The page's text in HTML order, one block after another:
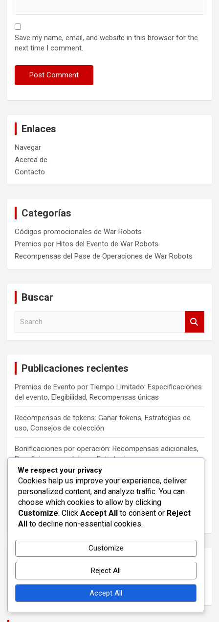
Save my name, email, and website in this browser for the
next time I comment.
Enlaces
Navegar
Acerca de
Contacto
Categorías
Códigos promocionales de War Robots
Premios por Hitos del Evento de War Robots
Recompensas del Pase de Operaciones de War Robots
Buscar
Publicaciones recientes
Premios de Evento por Tiempo Limitado: Especificaciones
del evento, Elegibilidad, Recompensas únicas
Recompensas de tokens: Ganar tokens, Estrategias de
uso, Consejos de colección
Bonificaciones por operación: Recompensas adicionales,
Beneficios acumulativos, Estrategias
Desafíos de Hitos del Evento: Tipos de desafíos,
Estructuras de recompensas, Consejos para la finalización
Códigos promocionales para jugadores que regresan:
Incentivos, Reactivación, Ofertas especiales
Archivo
March 2026
We respect your privacy
Cookies help us improve your experience, deliver
personalized content, and analyze traffic. You can
choose which cookies to allow by clicking
Customize. Click Accept All to consent or Reject
All to decline non-essential cookies.
Customize
Reject All
Accept All